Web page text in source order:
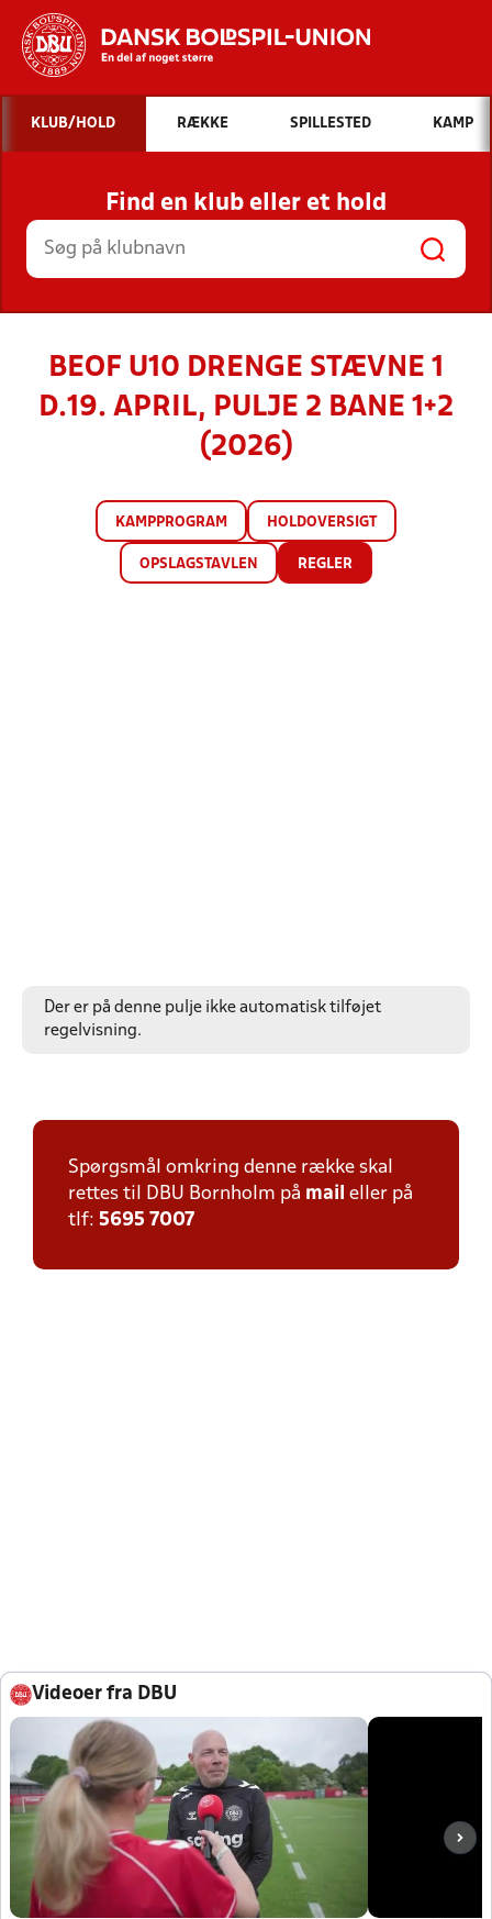
Hvad vil du søge efter?
INDHOLD OG NYHEDER
STILLINGER, RESULTATER, KLUBBER OG
HOLD
KLUB/HOLD RÆKKE SPILLESTED KAMP
Find en klub eller et hold
BEOF U10 DRENGE STÆVNE 1
D.19. APRIL, PULJE 2 BANE 1+2
(2026)
KAMPPROGRAM HOLDOVERSIGT
OPSLAGSTAVLEN REGLER
Der er på denne pulje ikke automatisk tilføjet
regelvisning.
Spørgsmål omkring denne række skal
rettes til DBU Bornholm på mail eller på
tlf: 5695 7007
Videoer fra DBU